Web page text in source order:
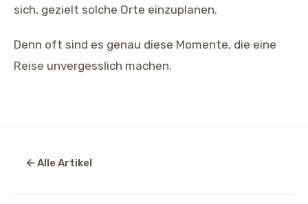
sich, gezielt solche Orte einzuplanen.
Denn oft sind es genau diese Momente, die eine
Reise unvergesslich machen.
Alle Artikel